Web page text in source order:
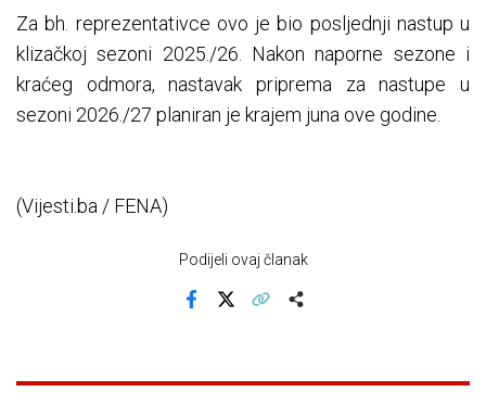
Za bh. reprezentativce ovo je bio posljednji nastup u
klizačkoj sezoni 2025./26. Nakon naporne sezone i
kraćeg odmora, nastavak priprema za nastupe u
sezoni 2026./27 planiran je krajem juna ove godine.
(Vijesti.ba / FENA)
Podijeli ovaj članak